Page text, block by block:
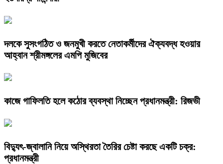
দলকে সুসংগঠিত ও জনমুখী করতে নেতাকর্মীদের ঐক্যবদ্ধ হওয়ার
আহ্বান শ্রীমঙ্গলের এমপি মুজিবের
কাজে গাফিলতি হলে কঠোর ব্যবস্থা নিচ্ছেন প্রধানমন্ত্রী: রিজভী
বিদ্যুৎ-জ্বালানি নিয়ে অস্থিরতা তৈরির চেষ্টা করছে একটি চক্র:
প্রধানমন্ত্রী